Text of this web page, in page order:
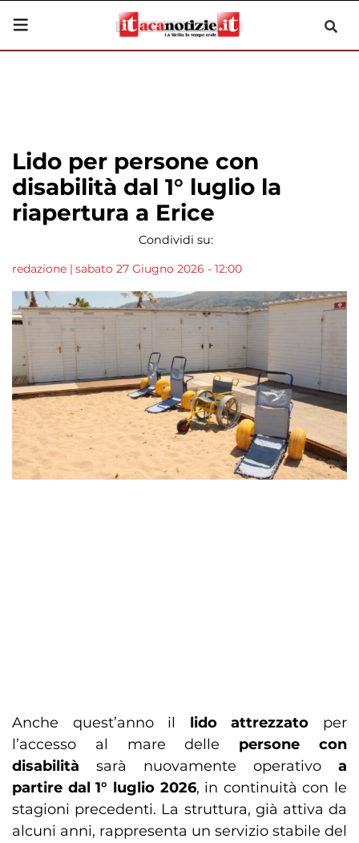
Lido per persone con
disabilità dal 1° luglio la
riapertura a Erice
Condividi su:
redazione | sabato 27 Giugno 2026 - 12:00
Anche quest’anno il lido attrezzato per
l’accesso al mare delle persone con
disabilità sarà nuovamente operativo a
partire dal 1° luglio 2026, in continuità con le
stagioni precedenti. La struttura, già attiva da
alcuni anni, rappresenta un servizio stabile del